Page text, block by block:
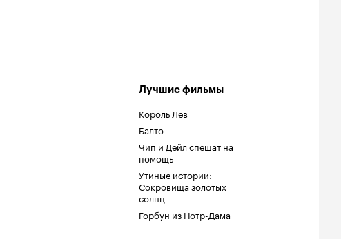
Лучшие фильмы
Король Лев
Балто
Чип и Дейл спешат на
помощь
Утиные истории:
Сокровища золотых
солнц
Горбун из Нотр-Дама